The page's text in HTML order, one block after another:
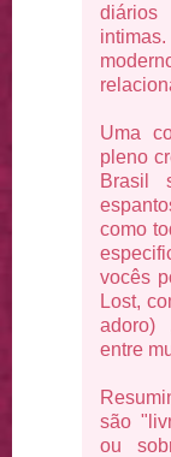
Uma
pleno
Brasil
como
vocês
Lost,
adoro)
entre
são
ou